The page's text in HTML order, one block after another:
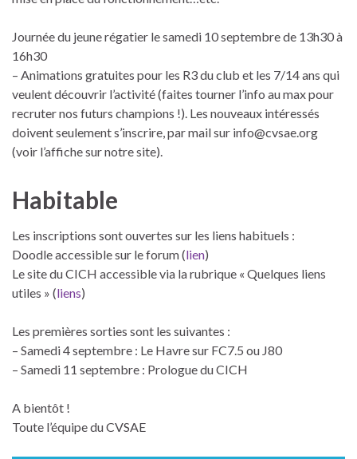
Journée du jeune régatier le samedi 10 septembre de 13h30 à
16h30
– Animations gratuites pour les R3 du club et les 7/14 ans qui
veulent découvrir l’activité (faites tourner l’info au max pour
recruter nos futurs champions !). Les nouveaux intéressés
doivent seulement s’inscrire, par mail sur info@cvsae.org
(voir l’affiche sur notre site).
Habitable
Les inscriptions sont ouvertes sur les liens habituels :
Doodle accessible sur le forum (lien)
Le site du CICH accessible via la rubrique « Quelques liens
utiles » (liens)
Les premières sorties sont les suivantes :
– Samedi 4 septembre : Le Havre sur FC7.5 ou J80
– Samedi 11 septembre : Prologue du CICH
A bientôt !
Toute l’équipe du CVSAE